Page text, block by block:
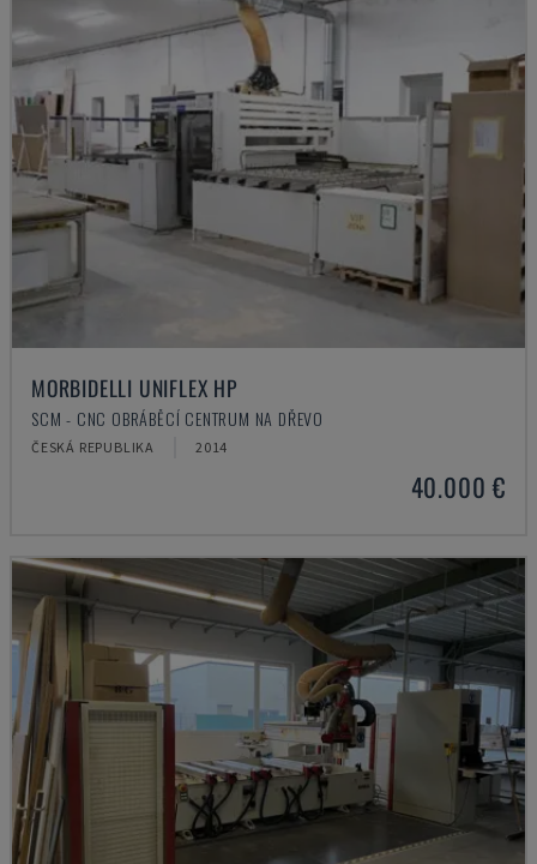
MORBIDELLI UNIFLEX HP
SCM - CNC OBRÁBĚCÍ CENTRUM NA DŘEVO
ČESKÁ REPUBLIKA 2014
40.000 €